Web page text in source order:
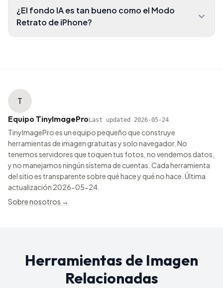
¿El fondo IA es tan bueno como el Modo
Retrato de iPhone?
T
Equipo TinyImagePro Last updated 2026-05-24
TinyImagePro es un equipo pequeño que construye
herramientas de imagen gratuitas y solo navegador. No
tenemos servidores que toquen tus fotos, no vendemos datos,
y no manejamos ningún sistema de cuentas. Cada herramienta
del sitio es transparente sobre qué hace y qué no hace. Última
actualización 2026-05-24.
Sobre nosotros →
Herramientas de Imagen
Relacionadas